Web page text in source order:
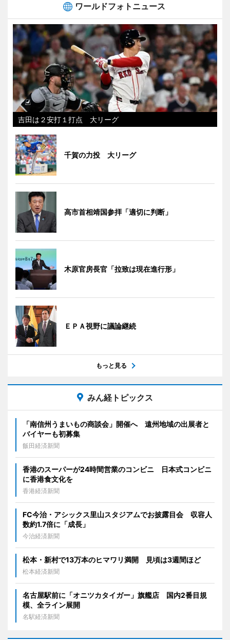
ワールドフォトニュース
吉田は２安打１打点 大リーグ
千賀の力投 大リーグ
高市首相靖国参拝「適切に判断」
木原官房長官「拉致は現在進行形」
ＥＰＡ視野に議論継続
もっと見る
みん経トピックス
「南信州うまいもの商談会」開催へ 遠州地域の出展者と
バイヤーも初募集
飯田経済新聞
香港のスーパーが24時間営業のコンビニ 日本式コンビニ
に香港食文化を
香港経済新聞
FC今治・アシックス里山スタジアムでお披露目会 収容人
数約1.7倍に「成長」
今治経済新聞
松本・新村で13万本のヒマワリ満開 見頃は3週間ほど
松本経済新聞
名古屋駅前に「オニツカタイガー」旗艦店 国内2番目規
模、全ライン展開
名駅経済新聞